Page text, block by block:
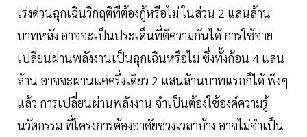
เร่งด่วนฉุกเฉินวิกฤติที่ต้องกู้หรือไม่ ในส่วน 2 แสนล้าน
บาทหลัง อาจจะเป็นประเด็นที่ตีความกันได้ การใช้จ่าย
เปลี่ยนผ่านพลังงานเป็นฉุกเฉินหรือไม่ ซึ่งทั้งก้อน 4 แสน
ล้าน อาจจะผ่านแค่ครึ่งเดียว 2 แสนล้านบาทแรกก็ได้ ฟังๆ
แล้ว การเปลี่ยนผ่านพลังงาน จำเป็นต้องใช้องค์ความรู้
นวัตกรรม ที่โครงการต้องอาศัยช่วงเวลาบ้าง อาจไม่จำเป็น